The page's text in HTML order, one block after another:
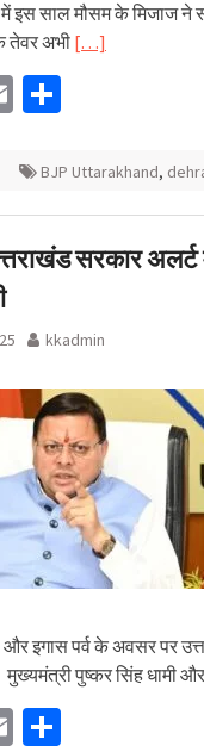
में इस साल मौसम के मिजाज ने
तेवर अभी […]
Email
BJP Uttarakhand,
सरकार
kkadmin
और इगास पर्व के अवसर पर
मुख्यमंत्री पुष्कर सिंह धामी
Email